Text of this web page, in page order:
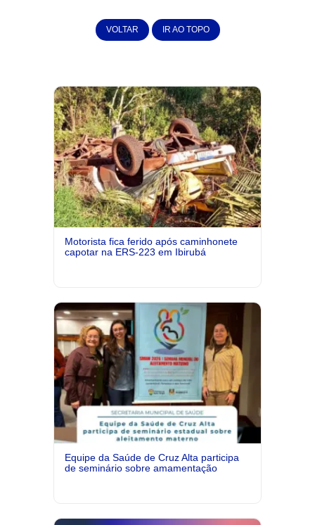
VOLTAR IR AO TOPO
Motorista fica ferido após caminhonete
capotar na ERS-223 em Ibirubá
Equipe da Saúde de Cruz Alta participa
de seminário sobre amamentação